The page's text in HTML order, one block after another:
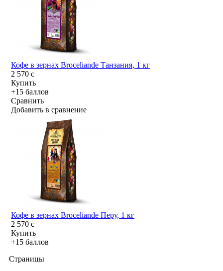
Кофе в зернах Broceliande Танзания, 1 кг
2 570c
Купить
+15 баллов
Сравнить
Добавить в сравнение
Кофе в зернах Broceliande Перу, 1 кг
2 570c
Купить
+15 баллов
Страницы